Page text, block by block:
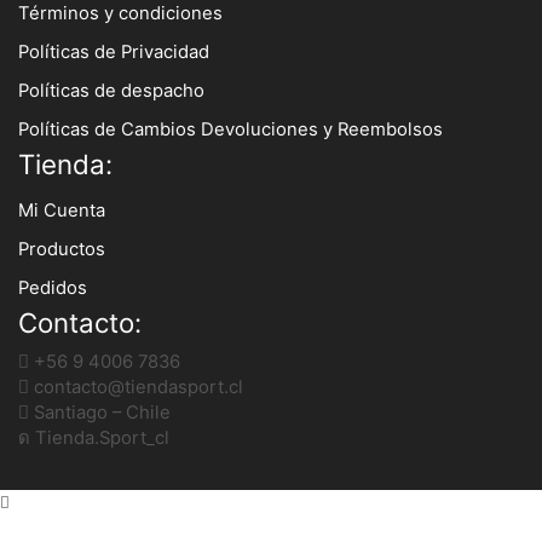
Términos y condiciones
Políticas de Privacidad
Políticas de despacho
Políticas de Cambios Devoluciones y Reembolsos
Tienda:
Mi Cuenta
Productos
Pedidos
Contacto:
+56 9 4006 7836
contacto@tiendasport.cl
Santiago – Chile
Tienda.Sport_cl